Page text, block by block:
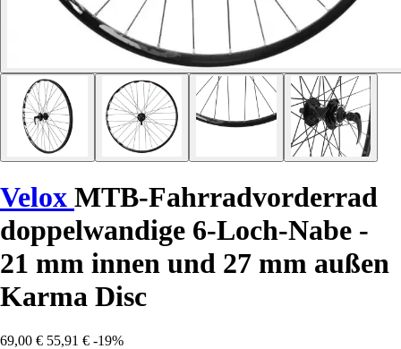
Velox MTB-Fahrradvorderrad
doppelwandige 6-Loch-Nabe -
21 mm innen und 27 mm außen
Karma Disc
69,00 € 55,91 € -19%